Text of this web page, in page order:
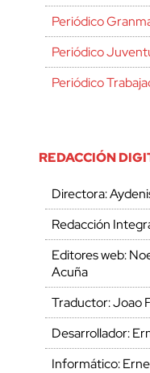
Periódico
Periódico
Periódico
REDACCIÓN
Directora:
Redacción
Editores web:
Acuña
Traductor: Joao
Desarrollador:
Informático: